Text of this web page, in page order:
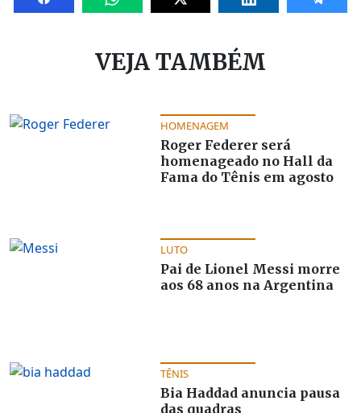
VEJA TAMBÉM
HOMENAGEM
Roger Federer será
homenageado no Hall da
Fama do Tênis em agosto
LUTO
Pai de Lionel Messi morre
aos 68 anos na Argentina
TÊNIS
Bia Haddad anuncia pausa
das quadras